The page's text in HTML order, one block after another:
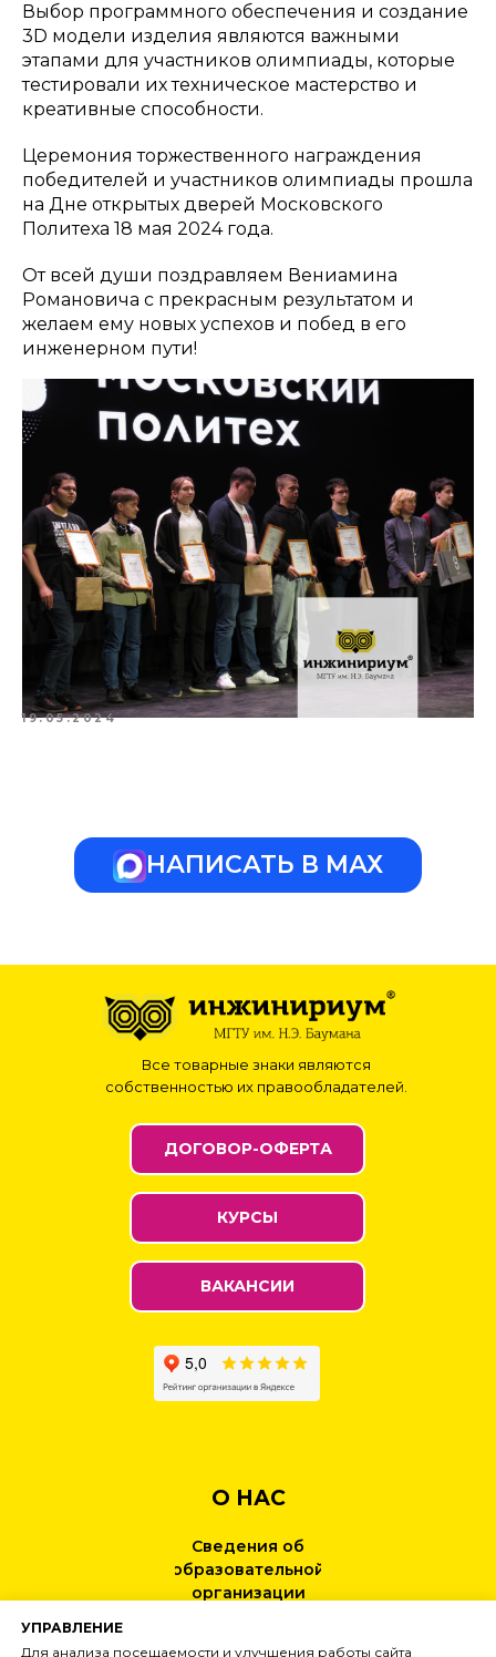
Выбор программного обеспечения и создание
3D модели изделия являются важными
этапами для участников олимпиады, которые
тестировали их техническое мастерство и
креативные способности.
Церемония торжественного награждения
победителей и участников олимпиады прошла
на Дне открытых дверей Московского
Политеха 18 мая 2024 года.
От всей души поздравляем Вениамина
Романовича с прекрасным результатом и
желаем ему новых успехов и побед в его
инженерном пути!
19.05.2024
НАПИСАТЬ В МАХ
Все товарные знаки являются
собственностью их правообладателей.
О НАС
ВАКАНСИИ
КУРСЫ
Сведения об
образовательной
организации
ДОГОВОР-ОФЕРТА
УПРАВЛЕНИЕ
Для анализа посещаемости и улучшения работы сайта